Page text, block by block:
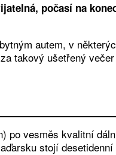
počasí na
autem, v
takový ušetřený
vesměs kvalitní
stojí